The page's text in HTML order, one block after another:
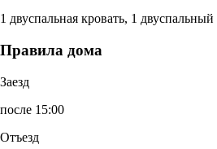
1 двуспальная кровать, 1
Правила дома
Заезд
после 15:00
Отъезд